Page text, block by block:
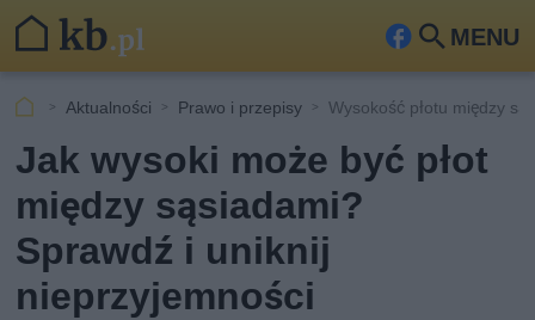
MENU
Fa
ceb
ook
Szu
kaj
Aktualności Prawo i przepisy Wysokość płotu między
Jak wysoki może być płot
między sąsiadami?
Sprawdź i uniknij
nieprzyjemności